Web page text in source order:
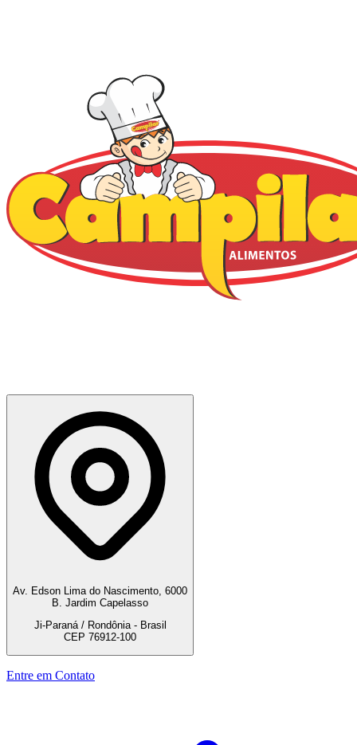
Av. Edson Lima do Nascimento, 6000
B. Jardim Capelasso
Ji-Paraná / Rondônia - Brasil
CEP 76912-100
Entre em Contato